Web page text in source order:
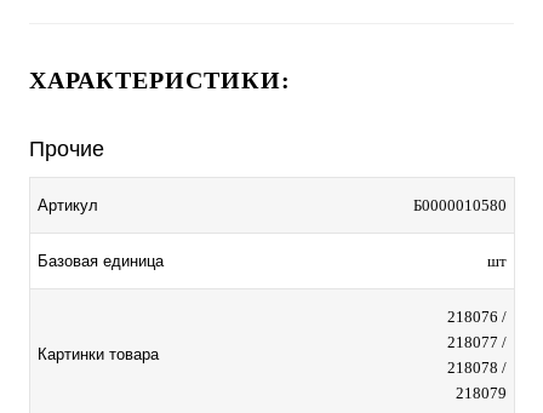
ХАРАКТЕРИСТИКИ:
Прочие
Артикул Б0000010580
Базовая единица шт
Картинки товара
218076 /
218077 /
218078 /
218079